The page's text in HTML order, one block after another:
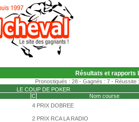
Résultats et rapports
Pronostiqués : 28 - Gagnés : 7 - Réussite
LE COUP DE POKER
C
Nom course
4 PRIX DOBREE
2 PRIX RCA LA RADIO